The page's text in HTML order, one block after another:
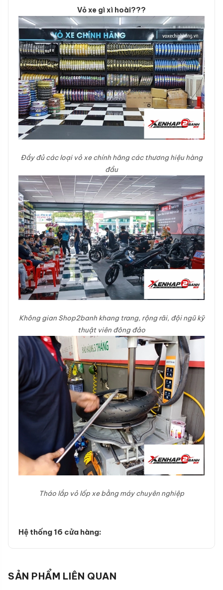
Vỏ xe gì xì hoài???
Đầy đủ các loại vỏ xe chính hãng các thương hiệu hàng
đầu
Không gian Shop2banh khang trang, rộng rãi, đội ngũ kỹ
thuật viên đông đảo
Tháo lắp vỏ lốp xe bằng máy chuyên nghiệp
Hệ thống 16 cửa hàng:
SẢN PHẨM LIÊN QUAN